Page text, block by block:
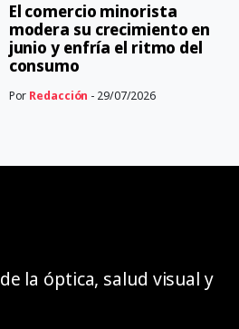
El comercio minorista
modera su crecimiento en
junio y enfría el ritmo del
consumo
Por Redacción - 29/07/2026
de la óptica, salud visual y